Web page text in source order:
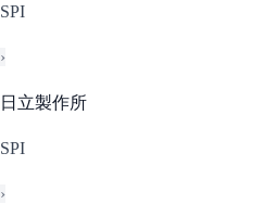
SPI
›
日立製作所
SPI
›